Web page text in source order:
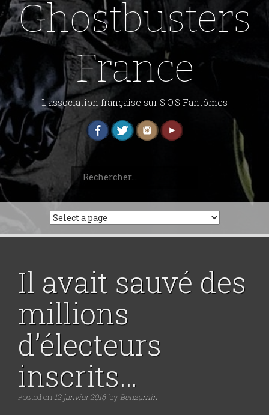
Ghostbusters
France
L'association française sur S.O.S Fantômes
Rechercher :
Il avait sauvé des
millions
d’électeurs
inscrits…
Posted on 12 janvier 2016 by Benzamin